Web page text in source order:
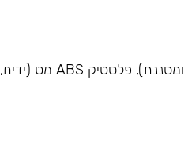
– חומרים: זכוכית בורוסיליקט, נירוסטה (מכסה ומסננת), פלסטיק ABS מט (ידית,